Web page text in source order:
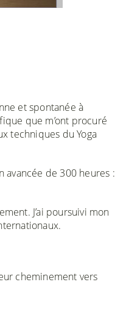
et spontanée à
que m’ont procuré
techniques du Yoga
avancée de 300 heures :
J’ai poursuivi mon
cheminement vers